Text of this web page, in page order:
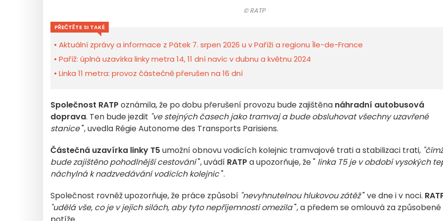
© RATP
PŘEČTĚTE SI TAKÉ
Aktuální zprávy a informace z Pátek 7. srpen 2026 u v Paříži a regionu Île-de-France
Paříž: úplná uzavírka linky metra 14, 11 dní navíc v dubnu a květnu 2024
Linka 11 metra: provoz částečně přerušen na 16 dní
Společnost RATP oznámila, že po dobu přerušení provozu bude zajištěna náhradní autobusová
doprava. Ten bude jezdit "ve stejných časech jako tramvaj a bude obsluhovat všechny uzavřené
stanice", uvedla Régie Autonome des Transports Parisiens.
Částečná uzavírka linky T5 umožní obnovu vodicích kolejnic tramvajové trati a stabilizaci trati, "čímž
bude zajištěno pohodlnější cestování", uvádí RATP a upozorňuje, že " linka T5 je v období vysokých
náchylná k nadzvedávání vodicích kolejnic".
Společnost rovněž upozorňuje, že práce způsobí "nevyhnutelnou hlukovou zátěž" ve dne i v noci.
"udělá vše, co je v jejích silách, aby tyto nepříjemnosti omezila", a předem se omlouvá za způsobené